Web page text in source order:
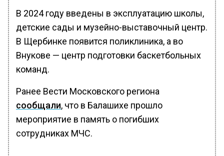
В 2024 году введены в эксплуатацию школы,
детские сады и музейно-выставочный центр.
В Щербинке появится поликлиника, а во
Внукове — центр подготовки баскетбольных
команд.
Ранее Вести Московского региона
сообщали, что в Балашихе прошло
мероприятие в память о погибших
сотрудниках МЧС.